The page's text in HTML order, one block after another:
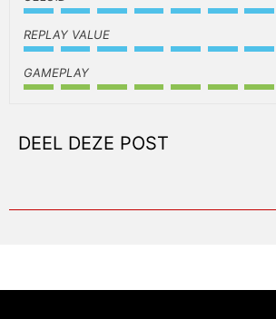
REPLAY VALUE
GAMEPLAY
DEEL DEZE POST